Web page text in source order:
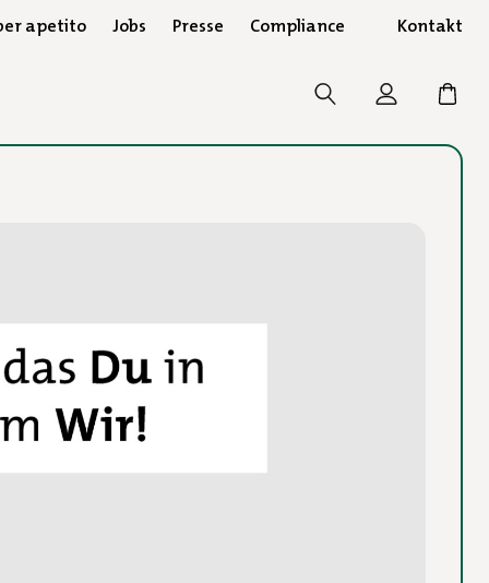
apetito Jobs Presse Compliance Kontakt